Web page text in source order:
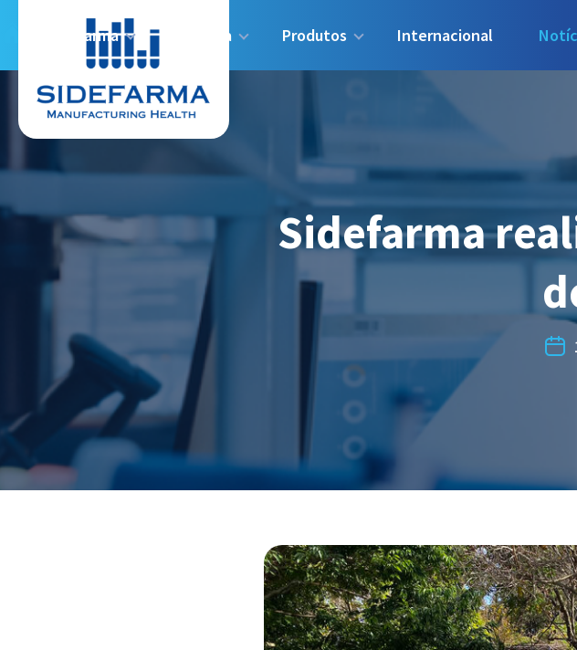
Sidefarma Indústria Produtos Internacional
Sidefarma